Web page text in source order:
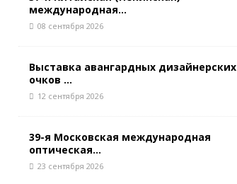
международная...
08 сентября 2026
Выставка авангардных дизайнерских
очков ...
12 сентября 2026
39-я Московская международная
оптическая...
23 сентября 2026